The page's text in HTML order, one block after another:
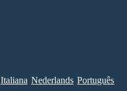
Italiana Nederlands Português